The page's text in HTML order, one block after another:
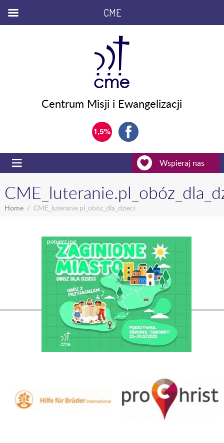
Centrum Misji i Ewangelizacji
Wspieraj nas
Home CME_luteranie.pl_obóz_dla_dzieci
Nasi partnerzy
CME